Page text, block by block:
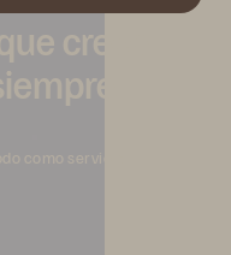
crece
como servicio.